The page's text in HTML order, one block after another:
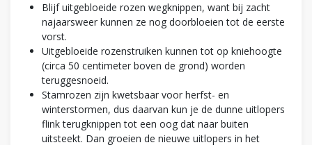
Blijf uitgebloeide rozen wegknippen, want bij zacht
najaarsweer kunnen ze nog doorbloeien tot de eerste
vorst.
Uitgebloeide rozenstruiken kunnen tot op kniehoogte
(circa 50 centimeter boven de grond) worden
teruggesnoeid.
Stamrozen zijn kwetsbaar voor herfst- en
winterstormen, dus daarvan kun je de dunne uitlopers
flink terugknippen tot een oog dat naar buiten
uitsteekt. Dan groeien de nieuwe uitlopers in het